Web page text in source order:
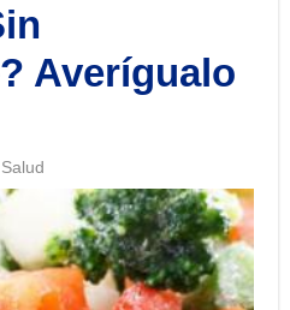
Averígualo
Salud